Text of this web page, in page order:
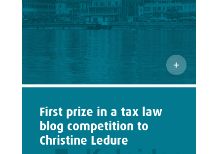
First prize in a tax law
blog competition to
Christine Ledure